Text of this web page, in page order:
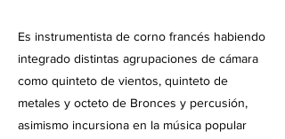
Es instrumentista de corno francés habiendo
integrado distintas agrupaciones de cámara
como quinteto de vientos, quinteto de
metales y octeto de Bronces y percusión,
asimismo incursiona en la música popular